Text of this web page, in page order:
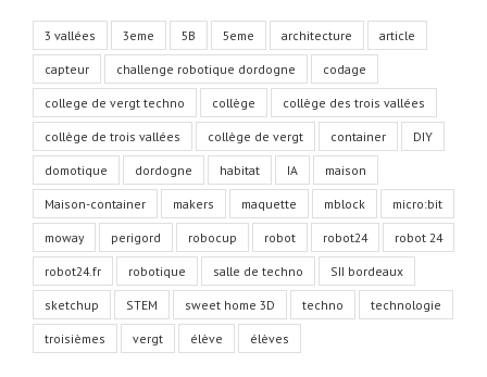
3 vallées 3eme 5B 5eme architecture article
capteur challenge robotique dordogne codage
college de vergt techno collège collège des trois vallées
collège de trois vallées collège de vergt container DIY
domotique dordogne habitat IA maison
Maison-container makers maquette mblock micro:bit
moway perigord robocup robot robot24 robot 24
robot24.fr robotique salle de techno SII bordeaux
sketchup STEM sweet home 3D techno technologie
troisièmes vergt élève élèves